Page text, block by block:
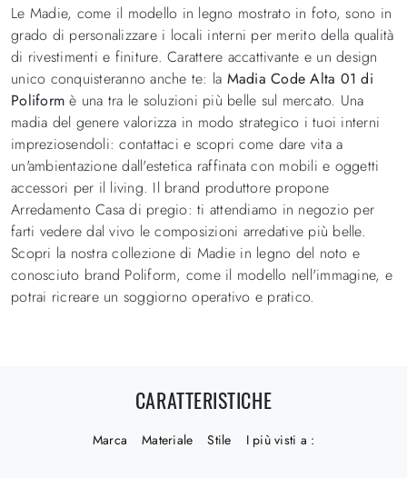
Le Madie, come il modello in legno mostrato in foto, sono in
grado di personalizzare i locali interni per merito della qualità
di rivestimenti e finiture. Carattere accattivante e un design
unico conquisteranno anche te: la Madia Code Alta 01 di
Poliform è una tra le soluzioni più belle sul mercato. Una
madia del genere valorizza in modo strategico i tuoi interni
impreziosendoli: contattaci e scopri come dare vita a
un'ambientazione dall'estetica raffinata con mobili e oggetti
accessori per il living. Il brand produttore propone
Arredamento Casa di pregio: ti attendiamo in negozio per
farti vedere dal vivo le composizioni arredative più belle.
Scopri la nostra collezione di Madie in legno del noto e
conosciuto brand Poliform, come il modello nell'immagine, e
potrai ricreare un soggiorno operativo e pratico.
CARATTERISTICHE
Marca Materiale Stile I più visti a :